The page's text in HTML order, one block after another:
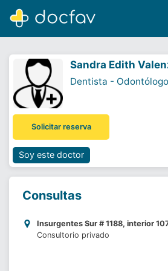
Software para
¿Eres un
Sandra Edith
Dentista - Odontólogo
Solicitar reserva
Soy este doctor
Consultas
Insurgentes Sur # 1188, interior
Consultorio privado